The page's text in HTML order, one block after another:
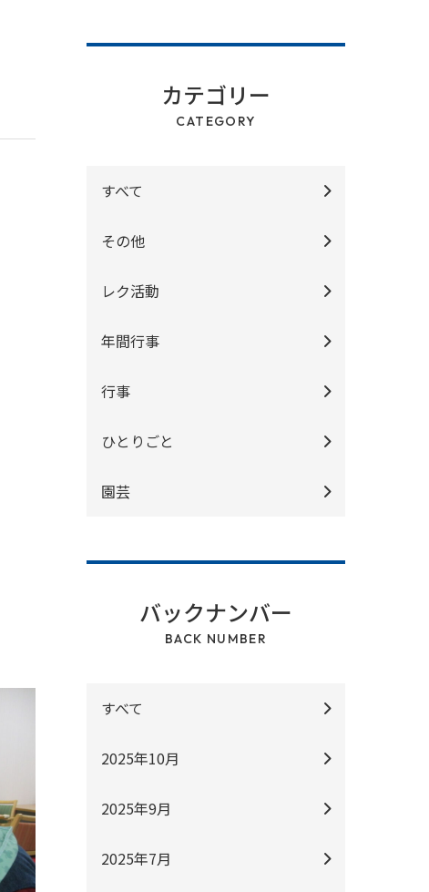
カテゴリー
CATEGORY
すべて
その他
レク活動
年間行事
行事
ひとりごと
園芸
バックナンバー
BACK NUMBER
すべて
2025年10月
2025年9月
2025年7月